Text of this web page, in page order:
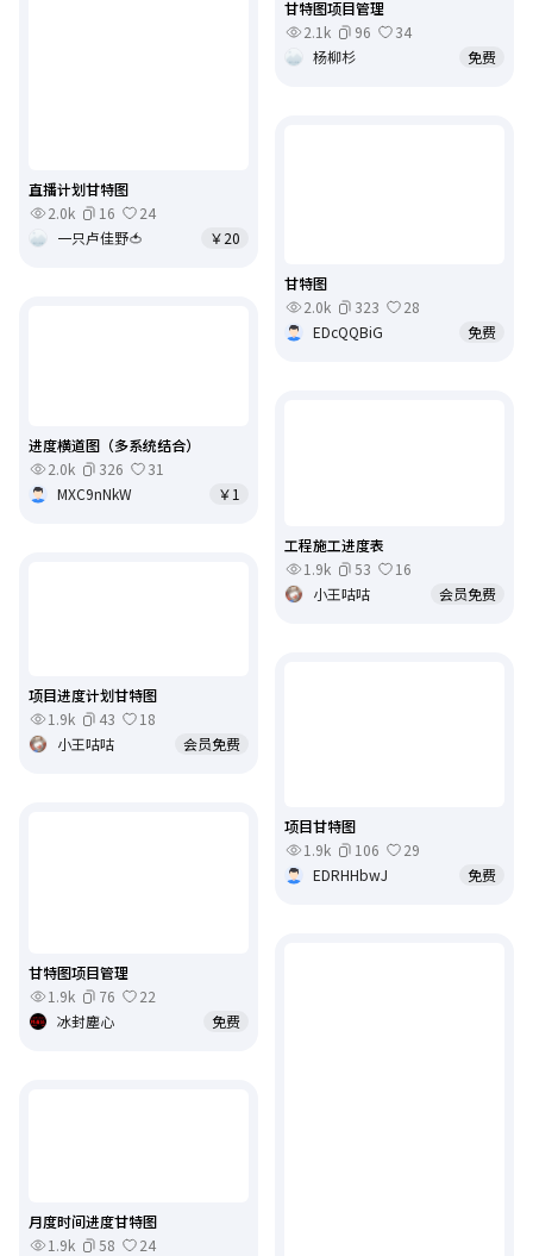
甘特图项目管理
2.1k
96
34
杨柳杉
免费
直播计划甘特图
2.0k
16
24
一只卢佳野🍅
￥20
甘特图
2.0k
323
28
EDcQQBiG
免费
进度横道图（多系统结合）
2.0k
326
31
MXC9nNkW
￥1
工程施工进度表
1.9k
53
16
小王咕咕
会员免费
项目进度计划甘特图
1.9k
43
18
小王咕咕
会员免费
项目甘特图
1.9k
106
29
EDRHHbwJ
免费
甘特图项目管理
1.9k
76
22
冰封塵心
免费
月度时间进度甘特图
1.9k
58
24